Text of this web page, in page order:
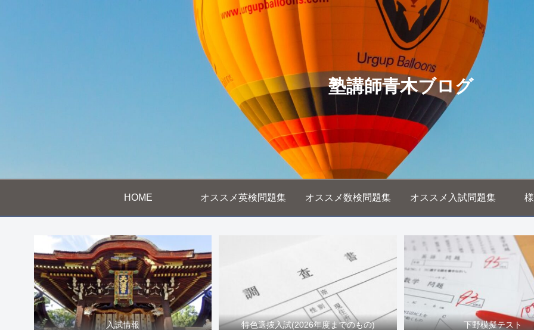
塾講師青木ブログ
HOME オススメ英検問題集 オススメ数検問題集 オススメ入試問題集
入試情報 特色選抜入試(2026年度までのもの) 下野模擬テスト